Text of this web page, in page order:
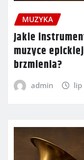
MUZYKA
Jakie
muzyce
brzmienia?
admin lip